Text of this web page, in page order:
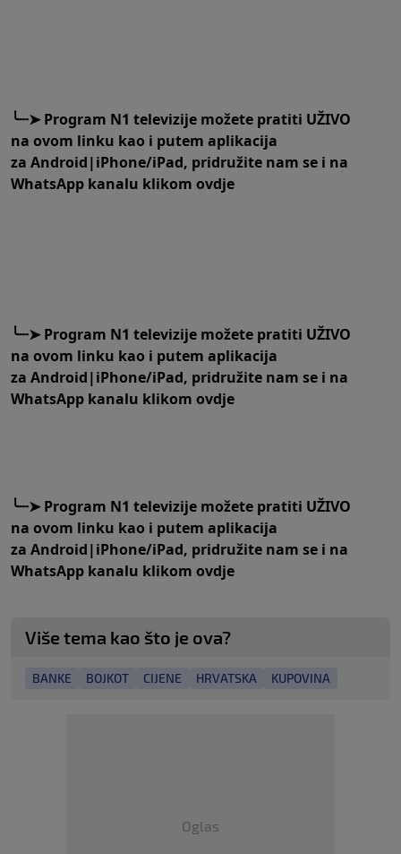
╰┈➤Program N1 televizije možete pratiti UŽIVO
na ovom linku kao i putem aplikacija
za Android|iPhone/iPad, pridružite nam se i na
WhatsApp kanalu klikom ovdje
╰┈➤Program N1 televizije možete pratiti UŽIVO
na ovom linku kao i putem aplikacija
za Android|iPhone/iPad, pridružite nam se i na
WhatsApp kanalu klikom ovdje
╰┈➤Program N1 televizije možete pratiti UŽIVO
na ovom linku kao i putem aplikacija
za Android|iPhone/iPad, pridružite nam se i na
WhatsApp kanalu klikom ovdje
Više tema kao što je ova?
BANKE BOJKOT CIJENE HRVATSKA KUPOVINA
Oglas